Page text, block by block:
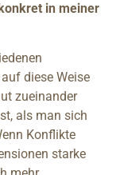
in meiner
diese Weise
zueinander
als man sich
Konflikte
starke